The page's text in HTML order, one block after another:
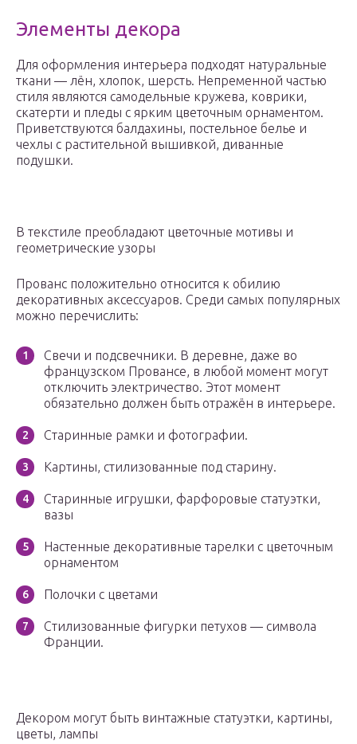
Элементы декора
Для оформления интерьера подходят натуральные
ткани — лён, хлопок, шерсть. Непременной частью
стиля являются самодельные кружева, коврики,
скатерти и пледы с ярким цветочным орнаментом.
Приветствуются балдахины, постельное белье и
чехлы с растительной вышивкой, диванные
подушки.
В текстиле преобладают цветочные мотивы и
геометрические узоры
Прованс положительно относится к обилию
декоративных аксессуаров. Среди самых популярных
можно перечислить:
Свечи и подсвечники. В деревне, даже во
французском Провансе, в любой момент могут
отключить электричество. Этот момент
обязательно должен быть отражён в интерьере.
Старинные рамки и фотографии.
Картины, стилизованные под старину.
Старинные игрушки, фарфоровые статуэтки,
вазы
Настенные декоративные тарелки с цветочным
орнаментом
Полочки с цветами
Стилизованные фигурки петухов — символа
Франции.
Декором могут быть винтажные статуэтки, картины,
цветы, лампы